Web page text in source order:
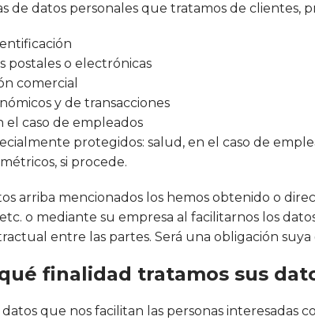
de datos personales que tratamos de clientes,
postales o electrónicas
comercial
y de transacciones
el caso de empleados
protegidos: salud, en el caso de
si procede.
arriba mencionados los hemos obtenido o
o mediante su empresa al facilitarnos los
entre las partes. Será una obligación
finalidad tratamos sus
datos que nos facilitan las personas interesadas